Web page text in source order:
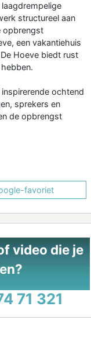
structureel aan
opbrengst
een vakantiehuis
Hoeve biedt rust
ochtend
sprekers en
de opbrengst
favoriet
video die je
71 321